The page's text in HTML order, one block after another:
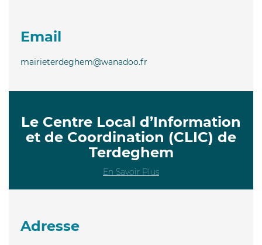
Email
mairieterdeghem@wanadoo.fr
Le Centre Local d’Information
et de Coordination (CLIC) de
Terdeghem
En Savoir Plus
Adresse